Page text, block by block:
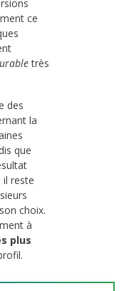
ce
très
des
la
que
il reste
choix.
à
plus